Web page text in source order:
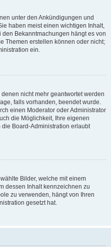
unter den Ankündigungen und
haben meist einen wichtigen Inhalt,
Bekanntmachungen hängt es von
Themen erstellen können oder nicht;
ein.
nicht mehr geantwortet werden
falls vorhanden, beendet wurde.
einen Moderator oder Administrator
die Möglichkeit, Ihre eigenen
Board-Administration erlaubt
Bilder, welche mit einem
dessen Inhalt kennzeichnen zu
zu verwenden, hängt von Ihren
gesetzt hat.